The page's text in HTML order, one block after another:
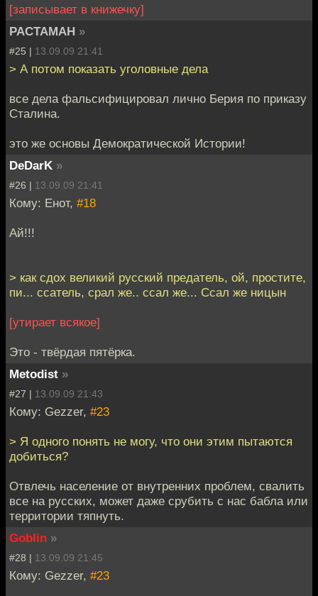
[записывает в книжечку]
PACTAMAH »
#25 | 13.09.09 21:41
> А потом показать уголовные дела
все дела фальсифицировал лично Берия по приказу
Сталина.
это же основы Демократической Истории!
DeDarK »
#26 | 13.09.09 21:41
Кому: Енот, #18
Ай!!!
> как сдох великий русский предатель, ой, простите,
пи... ссатель, срал же.. ссал же... Ссал же ницын
[утирает всякое]
Это - твёрдая пятёрка.
Metodist »
#27 | 13.09.09 21:43
Кому: Gezzer, #23
> Я одного понять не могу, что они этим пытаются
добиться?
Отвлечь население от внутренних проблем, свалить
все на русских, может даже срубить с нас бабла или
территории тяпнуть.
Goblin »
#28 | 13.09.09 21:45
Кому: Gezzer, #23